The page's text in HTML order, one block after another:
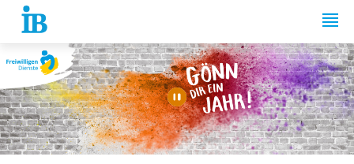
Springe zum Inhalt
Automatische